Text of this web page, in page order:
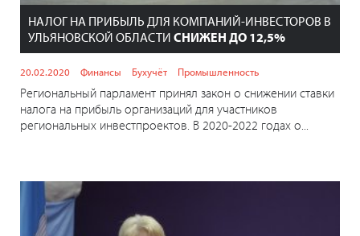
НАЛОГ НА ПРИБЫЛЬ ДЛЯ КОМПАНИЙ-ИНВЕСТОРОВ В
УЛЬЯНОВСКОЙ ОБЛАСТИ СНИЖЕН ДО 12,5%
20.02.2020 Финансы Бухучёт Промышленность
Региональный парламент принял закон о снижении ставки
налога на прибыль организаций для участников
региональных инвестпроектов. В 2020-2022 годах о...